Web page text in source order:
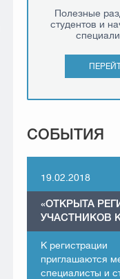
Полезные
студентов и
СОБЫТИЯ
19.02.2018
«ОТКРЫТА
УЧАСТНИКОВ
К регистрации
приглашаются
специалисты и